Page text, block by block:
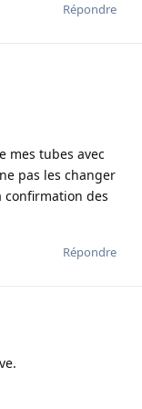
Répondre
mes tubes avec
pas les changer
confirmation des
Répondre